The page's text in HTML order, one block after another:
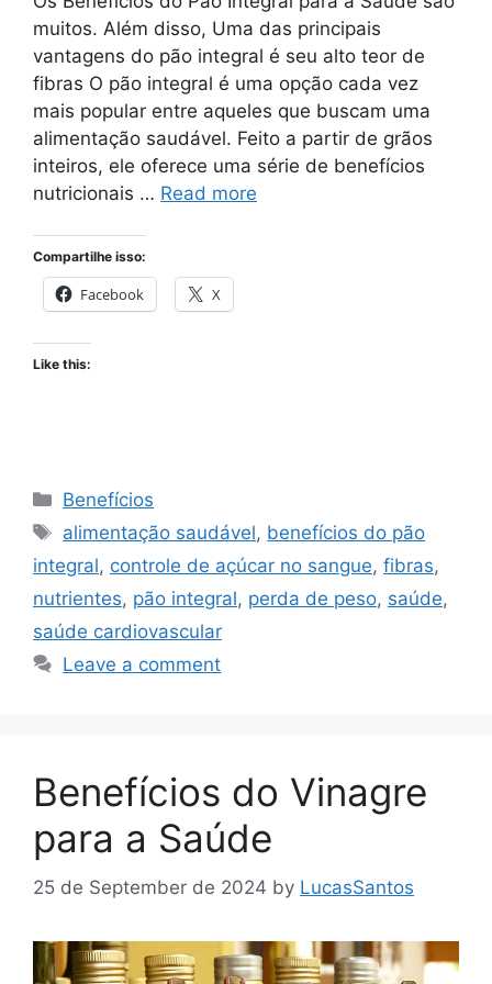
muitos. Além disso, Uma das principais
vantagens do pão integral é seu alto teor de
fibras O pão integral é uma opção cada vez
mais popular entre aqueles que buscam uma
alimentação saudável. Feito a partir de grãos
inteiros, ele oferece uma série de benefícios
nutricionais … Read more
Compartilhe isso:
Facebook X
Like this:
Categories
Benefícios
Tags
alimentação saudável, benefícios do pão
integral, controle de açúcar no sangue, fibras,
nutrientes, pão integral, perda de peso, saúde,
saúde cardiovascular
Leave a comment
Benefícios do Vinagre
para a Saúde
25 de September de 2024 by LucasSantos